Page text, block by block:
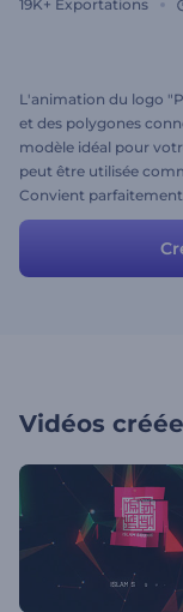
19K+ Exportations
L'animation du logo
et des polygones
modèle idéal pour
peut être utilisée
Convient
d'entreprise ou tout
élégante du logo. À
Vidéos